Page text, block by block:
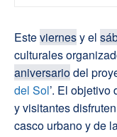
Esteviernesy el
culturales
aniversariodel
del Sol’. El
y visitantes
casco urbano y de